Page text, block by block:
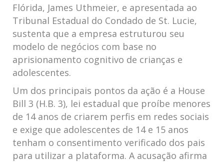
Flórida, James Uthmeier, e apresentada ao
Tribunal Estadual do Condado de St. Lucie,
sustenta que a empresa estruturou seu
modelo de negócios com base no
aprisionamento cognitivo de crianças e
adolescentes.
Um dos principais pontos da ação é a House
Bill 3 (H.B. 3), lei estadual que proíbe menores
de 14 anos de criarem perfis em redes sociais
e exige que adolescentes de 14 e 15 anos
tenham o consentimento verificado dos pais
para utilizar a plataforma. A acusação afirma